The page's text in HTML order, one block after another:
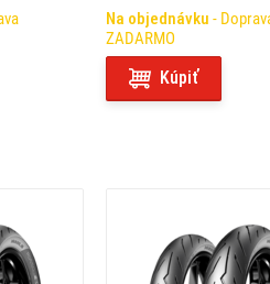
(73W) TL REAR
Na objednávku -
ZADARMO
Kúpiť